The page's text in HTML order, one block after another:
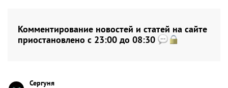
Комментирование новостей и статей на сайте
приостановлено с 23:00 до 08:30
Сергуня